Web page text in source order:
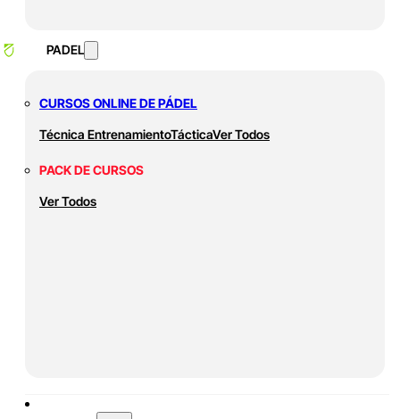
PADEL
CURSOS ONLINE DE PÁDEL
Técnica EntrenamientoTácticaVer Todos
PACK DE CURSOS
Ver Todos